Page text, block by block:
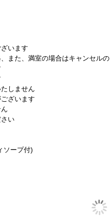
います
また、満室の場合はキャンセルの
しません
ざいます
い
ソープ付)